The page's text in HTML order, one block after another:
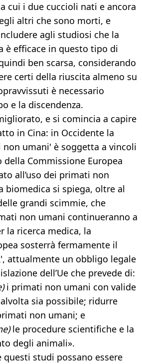
cui i due cuccioli nati e ancora
altri che sono morti, e
agli studiosi che la
è efficace in questo tipo di
ben scarsa, considerando
certi della riuscita almeno su
è necessario
e la discendenza.
e si comincia a capire
in Cina: in Occidente la
umani' è soggetta a vincoli
Commissione Europea
all’uso dei primati non
biomedica si spiega, oltre al
grandi scimmie, che
non umani continueranno a
la ricerca medica, la
sosterrà fermamente il
attualmente un obbligo legale
dell’Ue che prevede di:
i primati non umani con valide
sia possibile; ridurre
non umani; e
le procedure scientifiche e la
degli animali».
questi studi possano essere